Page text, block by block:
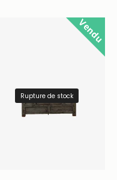
Vendu
Rupture de stock